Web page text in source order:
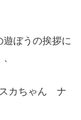
ぼうの挨拶に
カちゃん ナ